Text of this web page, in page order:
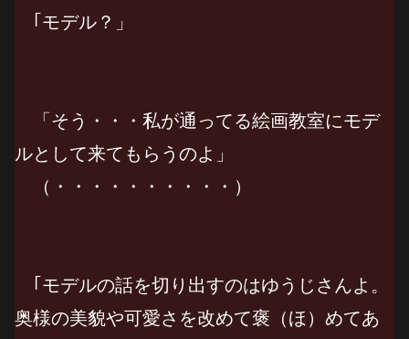
｢モデル？」
「そう・・・私が通ってる絵画教室にモデ
ルとして来てもらうのよ」
（・・・・・・・・・・）
｢モデルの話を切り出すのはゆうじさんよ。
奥様の美貌や可愛さを改めて褒（ほ）めてあ